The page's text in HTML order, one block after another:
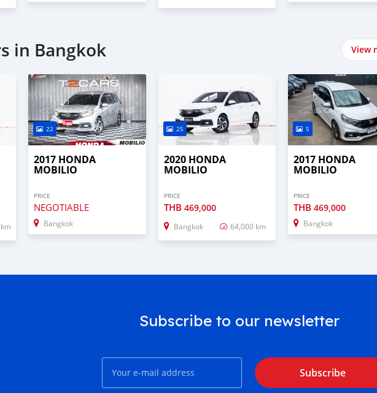
in Bangkok View
22
2017 HONDA
MOBILIO
PRICE
NEGOTIABLE
Bangkok
25
2020 HONDA
MOBILIO
PRICE
THB 469,000
Bangkok 64,000 km
5
2017 HONDA
MOBILIO
PRICE
THB 469,000
Bangkok
Subscribe to our newsletter
Subscribe